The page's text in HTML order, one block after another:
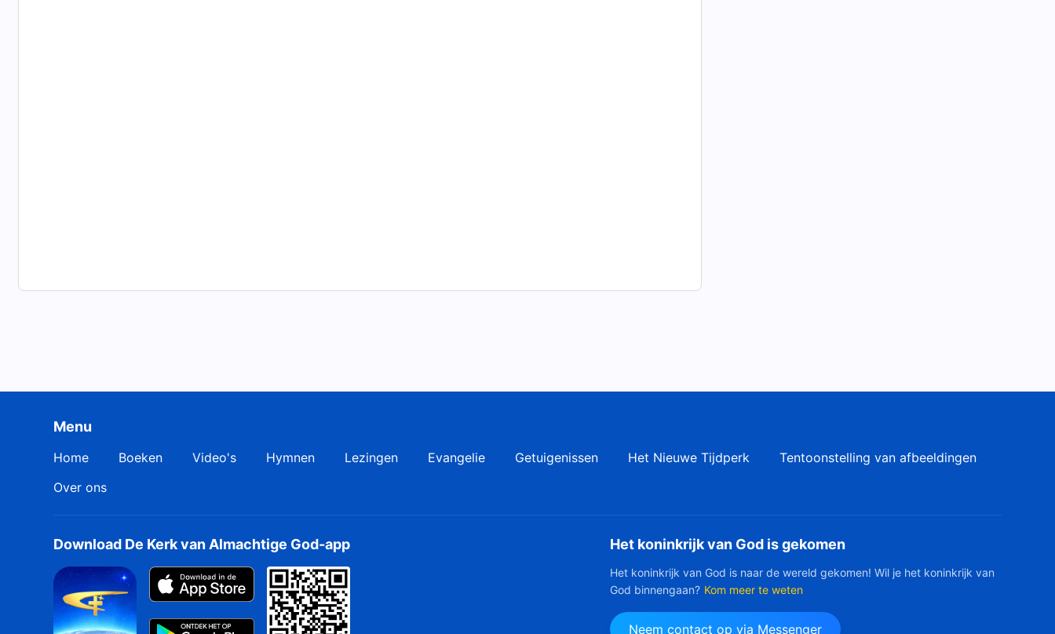
essentie is heilig’
Christelijke muziek ‘Het heilige
3:57
werk en woorden brengen de
mens een en al leven’
Christelijke muziek ‘De
betekenis van Gods naam’
Deze fase heeft meer betekenis en ze draagt meer vrucht,
want nu voedt het woord het leven van de mens,
zodat de mens vernieuwd kan worden.
Menu
Home Boeken Video's Hymnen Lezingen Evangelie Getuigenissen Het Nieuwe Tijdperk
Tentoonstelling van afbeeldingen
Over ons
Download De Kerk van Almachtige God-app Het koninkrijk van God is gekomen
Het koninkrijk van God is naar de wereld gekomen! Wil je het koninkrijk van
God binnengaan? Kom meer te weten
Neem contact op via Messenger